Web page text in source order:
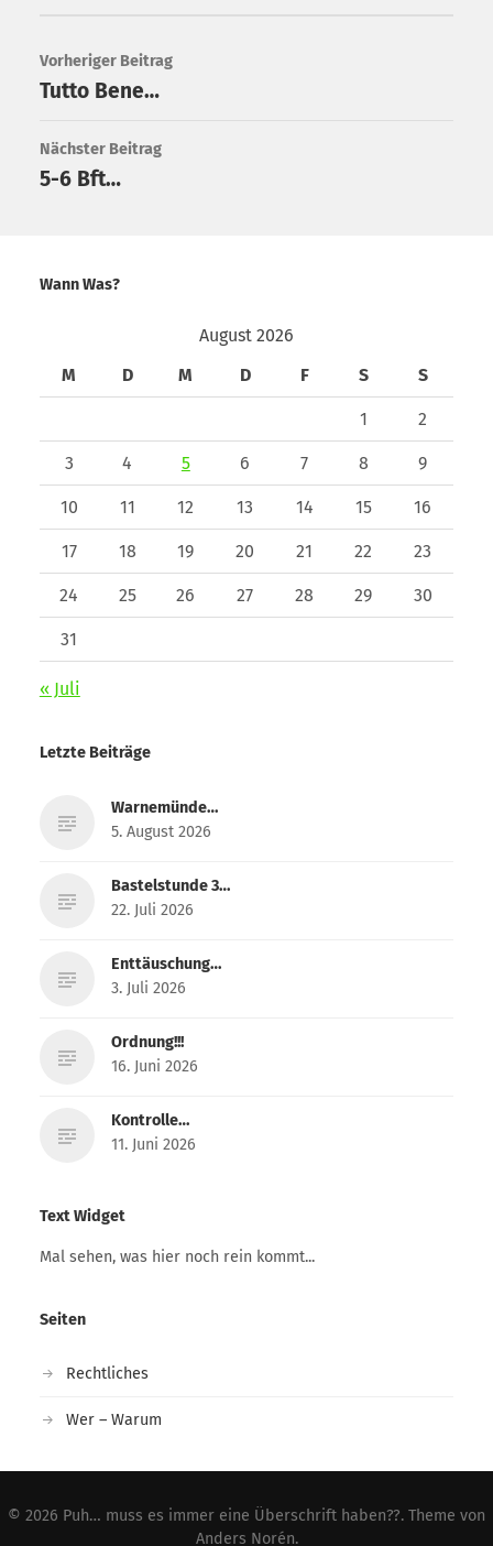
Vorheriger Beitrag
Tutto Bene…
Nächster Beitrag
5-6 Bft…
Wann Was?
August 2026
M
D M D F S S
1 2
3 4 5 6 7 8 9
10 11 12 13 14 15 16
17 18 19 20 21 22 23
24 25 26 27 28 29 30
31
« Juli
Letzte Beiträge
Warnemünde…
5. August 2026
Bastelstunde 3…
22. Juli 2026
Enttäuschung…
3. Juli 2026
Ordnung!!!
16. Juni 2026
Kontrolle…
11. Juni 2026
Text Widget
Mal sehen, was hier noch rein kommt...
Seiten
Rechtliches
Wer – Warum
© 2026 Puh… muss es immer eine Überschrift haben??. Theme von
Anders Norén.